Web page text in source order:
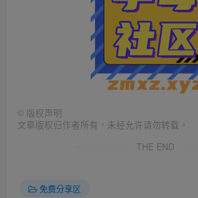
© 版权声明
文章版权归作者所有，未经允许请勿转载。
THE END
免费分享区